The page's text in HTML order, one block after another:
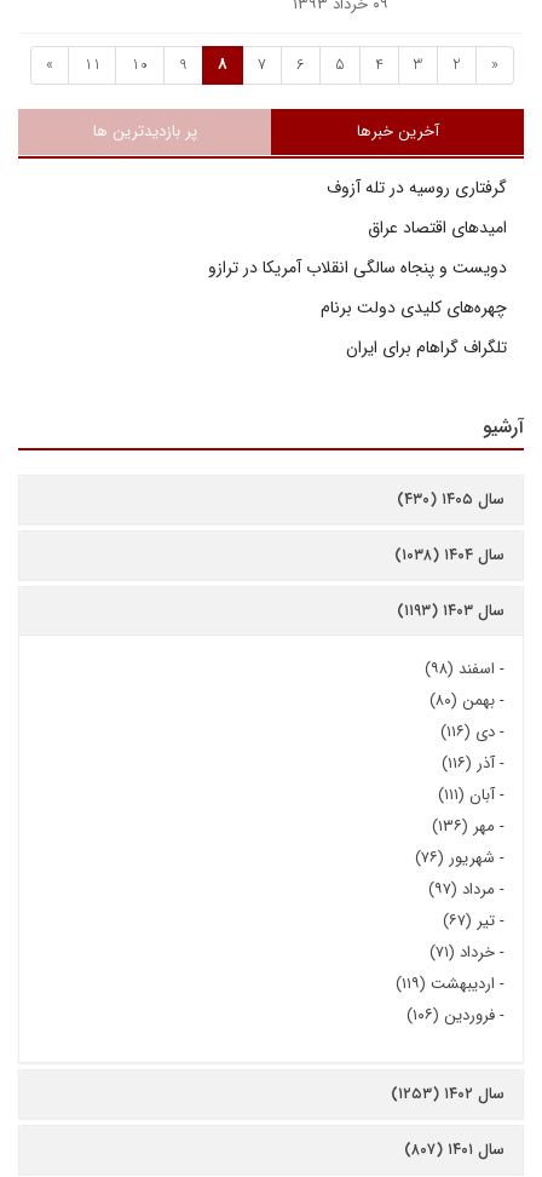
«
2
3
4
5
6
7
8
9
10
11
»
آخرین خبرها پر بازدیدترین ها
گرفتاری روسیه در تله آزوف
امیدهای اقتصاد عراق
دویست و پنجاه سالگی انقلاب آمریکا در ترازو
چهره‌های کلیدی دولت برنام
تلگراف گراهام برای ایران
آرشیو
سال ۱۴۰۵ (۴۳۰)
سال ۱۴۰۴ (۱۰۳۸)
سال ۱۴۰۳ (۱۱۹۳)
- اسفند (۹۸)
-بهمن (۸۰)
-دی (۱۱۶)
-آذر (۱۱۶)
-آبان (۱۱۱)
- مهر (۱۳۶)
- شهریور (۷۶)
- مرداد (۹۷)
-تیر (۶۷)
-خرداد (۷۱)
- اردیبهشت (۱۱۹)
-فروردین (۱۰۶)
سال ۱۴۰۲ (۱۲۵۳)
سال ۱۴۰۱ (۸۰۷)